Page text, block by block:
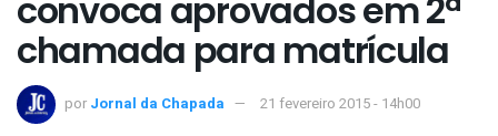
convoca aprovados em 2ª
chamada para matrícula
por Jornal da Chapada 21 fevereiro 2015 - 14h00